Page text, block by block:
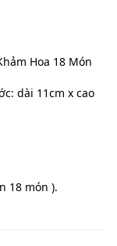
Hoa 18 Món
dài 11cm x cao
18 món ).